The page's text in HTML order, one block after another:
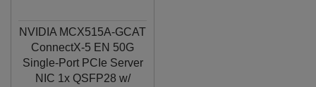
NVIDIA MCX515A-GCAT
ConnectX-5 EN 50G
Single-Port PCIe Server
NIC 1x QSFP28 w/